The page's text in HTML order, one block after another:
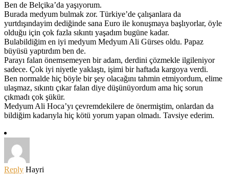
Ben de Belçika’da yaşıyorum.
Burada medyum bulmak zor. Türkiye’de çalışanlara da
yurtdışındayim dediğinde sana Euro ile konuşmaya başlıyorlar, öyle
olduğu için çok fazla sıkıntı yaşadım bugüne kadar.
Bulabildiğim en iyi medyum Medyum Ali Gürses oldu. Papaz
büyüsü yaptırdım ben de.
Parayı falan önemsemeyen bir adam, derdini çözmekle ilgileniyor
sadece. Çok iyi niyetle yaklaştı, işimi bir haftada kargoya verdi.
Ben normalde hiç böyle bir şey olacağını tahmin etmiyordum, elime
ulaşmaz, sıkıntı çıkar falan diye düşünüyordum ama hiç sorun
çıkmadı çok şükür.
Medyum Ali Hoca’yı çevremdekilere de önermiştim, onlardan da
bildiğim kadarıyla hiç kötü yorum yapan olmadı. Tavsiye ederim.
Reply Hayri